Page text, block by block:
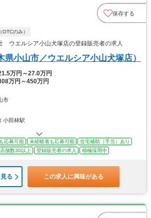
保存する
OTCのみ）
ウエルシア小山犬塚店の登録販売者の求人
県小山市／ウエルシア小山犬塚店）
万円～27.0万円
万円～450万円
市
小田林駅
応募可能 未経験者も応募可能
住宅補助（手当）あり
店舗数30以上 登録販売者の求人 積極採用中
る この求人に興味がある